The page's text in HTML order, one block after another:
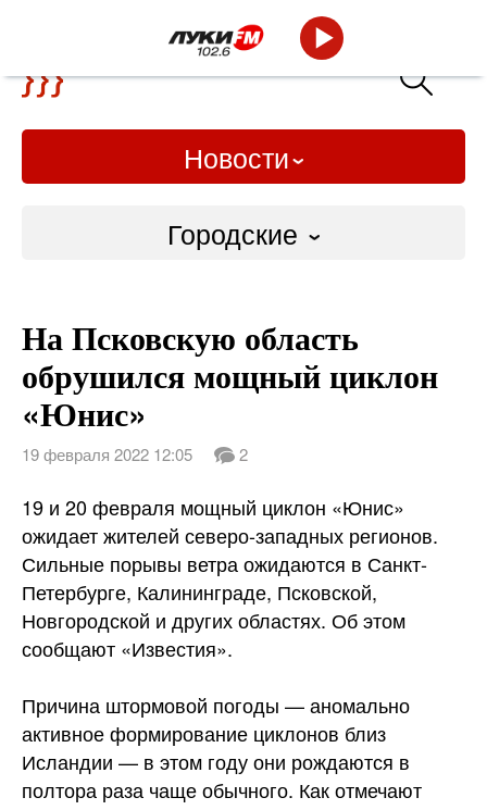
Новости
Городские
Слово Дело
Народные
ВТРК
На Псковскую область
обрушился мощный циклон
«Юнис»
19 февраля 2022 12:05 2
19 и 20 февраля мощный циклон «Юнис»
ожидает жителей северо-западных регионов.
Сильные порывы ветра ожидаются в Санкт-
Петербурге, Калининграде, Псковской,
Новгородской и другихобластях. Об этом
сообщают «Известия».
Причина штормовой погоды — аномально
активное формирование циклонов близ
Исландии — в этом году они рождаются в
полтора раза чаще обычного. Как отмечают